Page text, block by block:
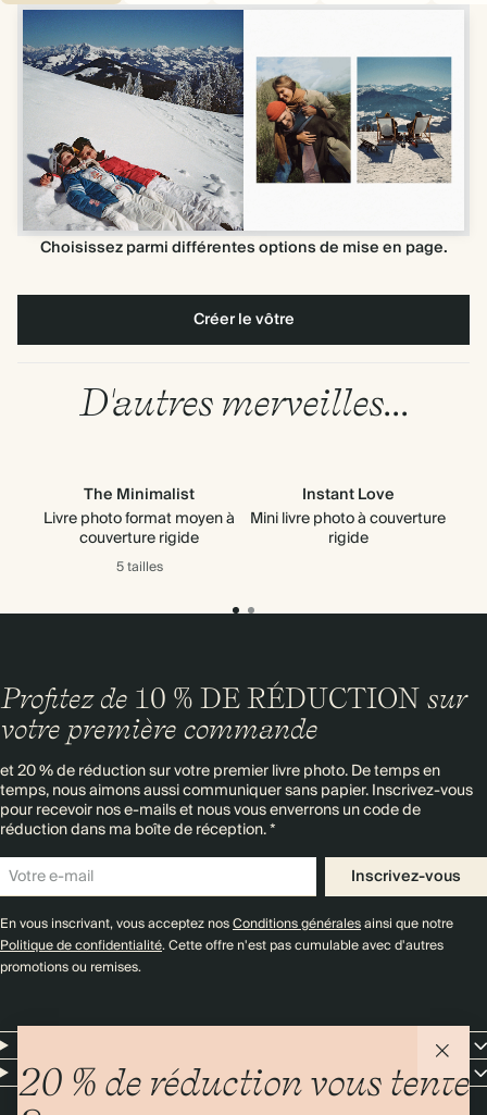
Choisissez parmi différentes options de mise en page.
Créer le vôtre
D'autres merveilles...
The Minimalist
Livre photo format moyen à
couverture rigide
5 tailles
Instant Love
Mini livre photo à couverture
rigide
20 % de réduction vous tente
Profitez de 10 % DE RÉDUCTION sur
votre première commande
et 20 % de réduction sur votre premier livre photo. De temps en
temps, nous aimons aussi communiquer sans papier. Inscrivez-vous
pour recevoir nos e-mails et nous vous enverrons un code de
réduction dans ma boîte de réception. *
Inscrivez-vous
En vous inscrivant, vous acceptez nosConditions généralesainsi que notre
Politique de confidentialité. Cette offre n'est pas cumulable avec d'autres
promotions ou remises.
Entreprise